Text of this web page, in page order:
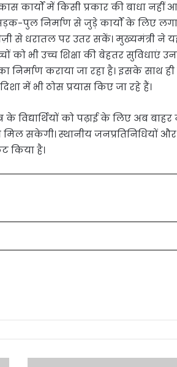
कार्यों में किसी प्रकार की बाधा नहीं
पुल निर्माण से जुड़े कार्यों के लिए
से धरातल पर उतर सकें। मुख्यमंत्री ने
को भी उच्च शिक्षा की बेहतर सुविधाएं
निर्माण कराया जा रहा है। इसके साथ
में भी ठोस प्रयास किए जा रहे हैं।
विद्यार्थियों को पढ़ाई के लिए अब बाहर
मिल सकेगी। स्थानीय जनप्रतिनिधियों
किया है।